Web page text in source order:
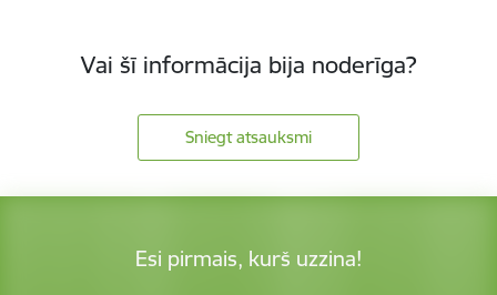
Vai šī informācija bija noderīga?
Sniegt atsauksmi
Esi pirmais, kurš uzzina!